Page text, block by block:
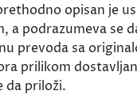
opisan je
a podrazumeva se
prevoda sa
prilikom
da priloži.